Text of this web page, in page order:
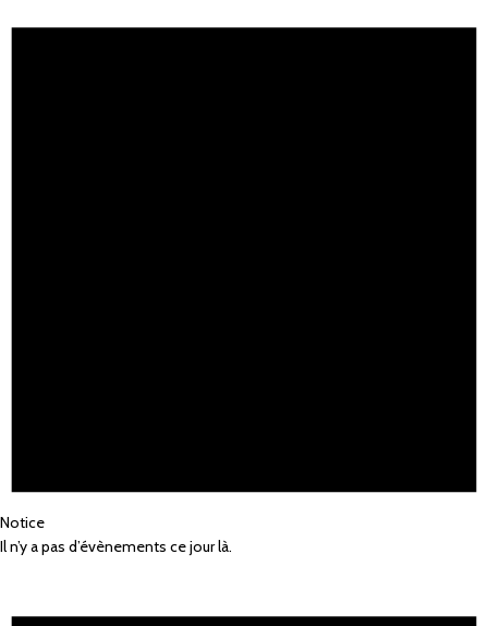
Notice
Il n’y a pas d’évènements ce jour là.